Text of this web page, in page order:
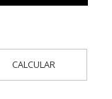
CALCULAR